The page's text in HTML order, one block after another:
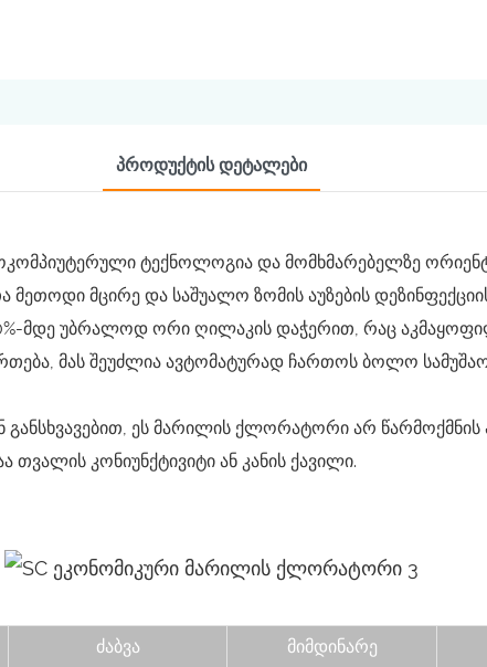
Პროდუქტის Დეტალები
ტექნოლოგია და მომხმარებელზე
მცირე და საშუალო ზომის აუზების
მდე უბრალოდ ორი ღილაკის დაჭერით, რაც
მას შეუძლია ავტომატურად ჩართოს ბოლო სამუშაო
ეს მარილის ქლორატორი არ წარმოქმნის
კონიუნქტივიტი ან კანის ქავილი.
ძაბვა
მიმდინარე